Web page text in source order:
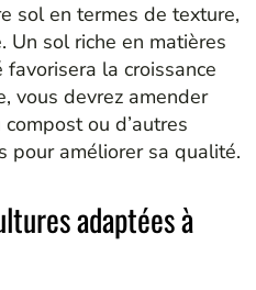
sol en termes de texture,
sol riche en matières
la croissance
vous devrez amender
ou d’autres
pour améliorer sa qualité.
adaptées à